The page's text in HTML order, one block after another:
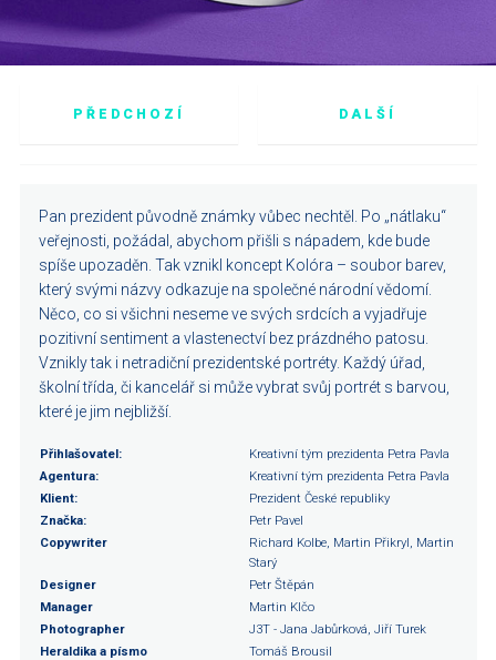
PŘEDCHOZÍ DALŠÍ
Pan prezident původně známky vůbec nechtěl. Po „nátlaku“
veřejnosti, požádal, abychom přišli s nápadem, kde bude
spíše upozaděn. Tak vznikl koncept Kolóra – soubor barev,
který svými názvy odkazuje na společné národní vědomí.
Něco, co si všichni neseme ve svých srdcích a vyjadřuje
pozitivní sentiment a vlastenectví bez prázdného patosu.
Vznikly tak i netradiční prezidentské portréty. Každý úřad,
školní třída, či kancelář si může vybrat svůj portrét s barvou,
které je jim nejbližší.
Přihlašovatel:
Kreativní tým prezidenta Petra Pavla
Agentura:
Kreativní tým prezidenta Petra Pavla
Klient:
Prezident České republiky
Značka:
Petr Pavel
Copywriter
Richard Kolbe, Martin Přikryl, Martin
Starý
Designer
Petr Štěpán
Manager
Martin Klčo
Photographer
J3T - Jana Jabůrková, Jiří Turek
Heraldika a písmo
Tomáš Brousil